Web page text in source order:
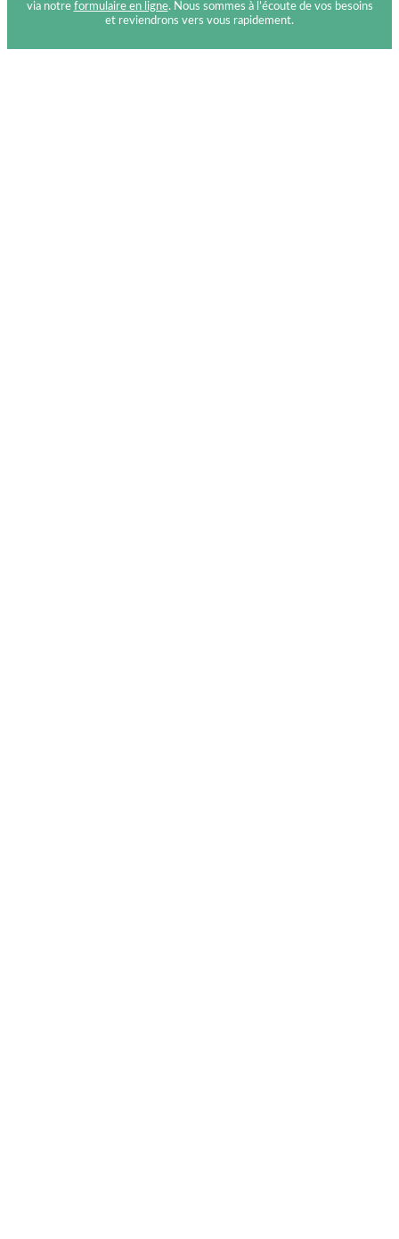
via notre formulaire en ligne. Nous sommes à l’écoute de vos besoins
et reviendrons vers vous rapidement.